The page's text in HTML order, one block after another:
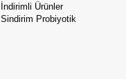
İndirimli Ürünler
Sindirim Probiyotik